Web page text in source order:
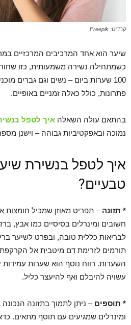
קרדיט: Freepik
שיער הוא אחד המרכיבים המרכזיים
כשמתחילה נשירה משמעותית, כזו
100 שערות ביום – נשים וגם גברים
פתרונות, כולל כאלה זמניים באופיים.
בהתאם עולה השאלה איך לטפל
נמוכה ובאפקטיביות גבוהה – וישנן
איך לטפל בנשירת
טבעיים?
* תזונה – תפריט מאוזן שמכיל חומצות
חשובים ומינרלים בסיסיים כמו אבץ,
לבריאות כללית טובה, ובפרט לשיער
תורמים לזרימת דם מיטבית אל
השערות. רווח נוסף הוא שערות
עשויה להיבלם ואף להיעצר כליל.
* תוספים – ניתן לתמוך בתזונה
ומינרלים שמגיעים עם תוסף מתאים.